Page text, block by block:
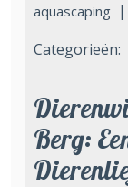
aquascaping |
Categorieën:
Berg: